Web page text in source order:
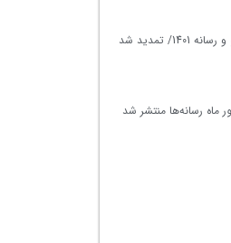
تمدید شد
ماه رسانه‌ها منتشر شد